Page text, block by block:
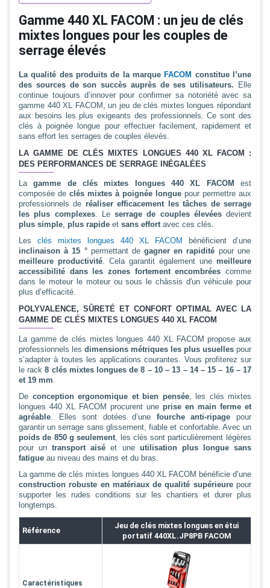
Gamme 440 XL FACOM : un jeu de clés
mixtes longues pour les couples de
serrage élevés
La qualité des produits de la marque FACOM constitue l’une
des sources de son succès auprès de ses utilisateurs. Elle
continue toujours d’innover pour confirmer sa notoriété avec sa
gamme 440 XL FACOM, un jeu de clés mixtes longues répondant
aux besoins les plus exigeants des professionnels. Ce sont des
clés à poignée longue pour effectuer facilement, rapidement et
sans effort les serrages de couples élevés.
LA GAMME DE CLÉS MIXTES LONGUES 440 XL FACOM :
DES PERFORMANCES DE SERRAGE INÉGALÉES
Lagamme de clés mixtes longues 440 XL FACOM
est
composée de clés mixtes à poignée longue pour permettre aux
professionnels de réaliser efficacement les tâches de serrage
les plus complexes. Le serrage de couples élevéesdevient
plus simple, plus rapide et sans effortavec ces clés.
Les clés mixtes longues 440 XL FACOM
bénéficient d’une
inclinaison à 15 °permettant degagner en rapidité pour une
meilleure productivité. Cela garantit également une meilleure
accessibilité dans les zones fortement encombrées comme
dans le moteur le moteur ou sous le châssis d'un véhicule pour
plus d’efficacité.
POLYVALENCE, SÛRETÉ ET CONFORT OPTIMAL AVEC LA
GAMME DE CLÉS MIXTES LONGUES 440 XL FACOM
La gamme de clés mixtes longues 440 XL FACOM propose aux
professionnels les dimensions métriques les plus usuelles pour
s’adapter à toutes les applications courantes. Vous profiterez sur
le rack8 clés mixtes longues de 8 – 10 – 13 – 14 – 15 – 16 – 17
et 19 mm.
De conception ergonomique et bien pensée, les clés mixtes
longues 440 XL FACOM procurent une prise en main ferme et
agréable. Elles sont dotées d’une fourche anti-ripage pour
garantir un serrage sans glissement, fiable et confortable. Avec un
poids de 850 g seulement, les clés sont particulièrement légères
pour untransport aisé et une utilisation plus longue sans
fatigue au niveau des mains et du bras.
La gamme de clés mixtes longues 440 XL FACOM bénéficie d’une
construction robuste en matériaux de qualité supérieurepour
supporter les rudes conditions sur les chantiers et durer plus
longtemps.
Référence
Jeu de clés mixtes longues en étui
portatif 440XL.JP8PB FACOM
Caractéristiques